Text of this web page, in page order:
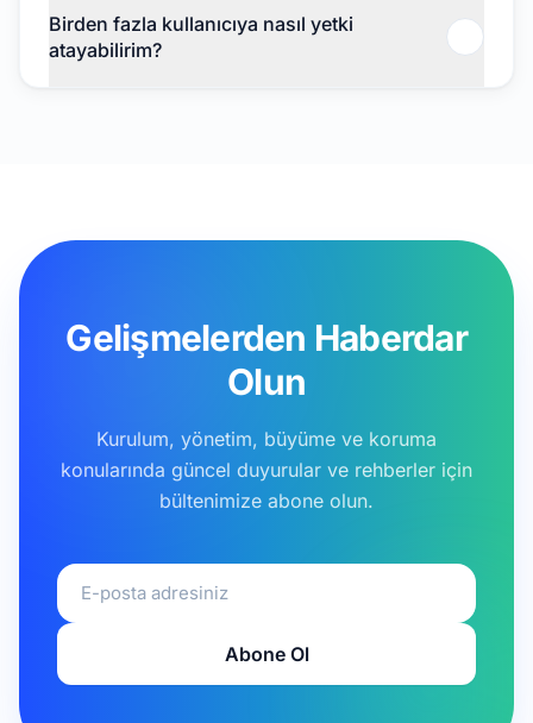
Birden fazla kullanıcıya nasıl yetki
atayabilirim?
Gelişmelerden Haberdar
Olun
Kurulum, yönetim, büyüme ve koruma
konularında güncel duyurular ve rehberler için
bültenimize abone olun.
E-posta adresiniz
Abone Ol